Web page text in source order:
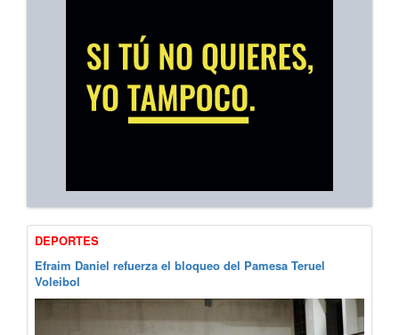
DEPORTES
Efraim Daniel refuerza el bloqueo del Pamesa Teruel
Voleibol